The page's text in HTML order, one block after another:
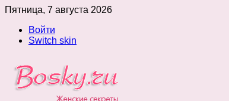
Пятница, 7 августа 2026
Войти
Switch skin